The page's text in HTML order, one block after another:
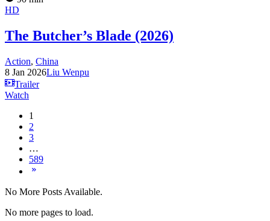
HD
The Butcher’s Blade (2026)
Action, China
8 Jan 2026Liu Wenpu
Trailer
Watch
1
2
3
…
589
No More Posts Available.
No more pages to load.